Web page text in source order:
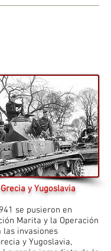
y Yugoslavia
se pusieron en
Marita y la Operación
las invasiones
y Yugoslavia,